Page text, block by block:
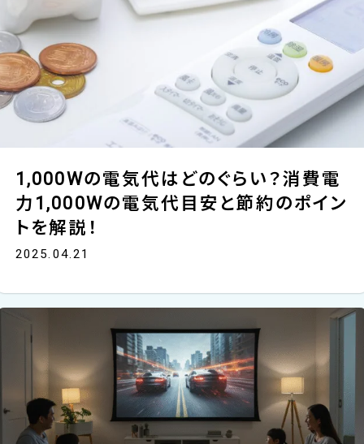
1,000Wの電気代はどのぐらい？消費電
力1,000Wの電気代目安と節約のポイン
トを解説！
2025.04.21